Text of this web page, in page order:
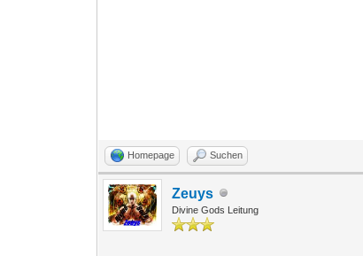
Homepage Suchen
Zeuys
Divine Gods Leitung